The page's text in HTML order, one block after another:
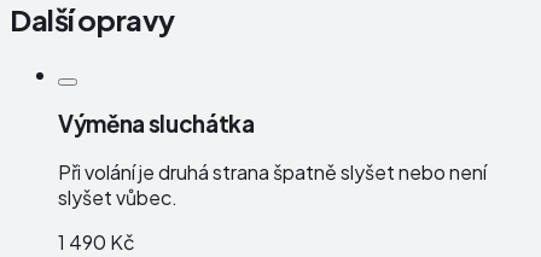
Další opravy
Výměna sluchátka
Při volání je druhá strana špatně slyšet nebo není
slyšet vůbec.
1 490 Kč